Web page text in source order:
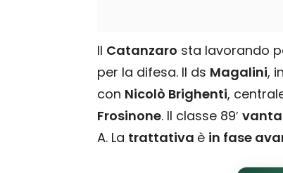
Il Catanzaro sta lavorando
per la difesa. Il ds Magalini,
con Nicolò Brighenti,
Frosinone. Il classe 89′ vanta
A. La trattativa è in fase